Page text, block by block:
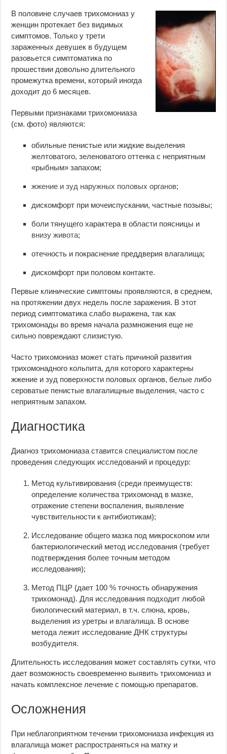
В половине случаев трихомониаз у
женщин протекает без видимых
симптомов. Только у трети
зараженных девушек в будущем
разовьется симптоматика по
прошествии довольно длительного
промежутка времени, который иногда
доходит до 6 месяцев.
Первыми признаками трихомониаза
(см. фото) являются:
обильные пенистые или жидкие выделения
желтоватого, зеленоватого оттенка с неприятным
«рыбным» запахом;
жжение и зуд наружных половых органов;
дискомфорт при мочеиспускании, частные позывы;
боли тянущего характера в области поясницы и
внизу живота;
отечность и покраснение преддверия влагалища;
дискомфорт при половом контакте.
Первые клинические симптомы проявляются, в среднем,
на протяжении двух недель после заражения. В этот
период симптоматика слабо выражена, так как
трихомонады во время начала размножения еще не
сильно повреждают слизистую.
Часто трихомониаз может стать причиной развития
трихомонадного кольпита, для которого характерны
жжение и зуд поверхности половых органов, белые либо
сероватые пенистые влагалищные выделения, часто с
неприятным запахом.
Диагностика
Диагноз трихомониаза ставится специалистом после
проведения следующих исследований и процедур:
Метод культивирования (среди преимуществ:
определение количества трихомонад в мазке,
отражение степени воспаления, выявление
чувствительности к антибиотикам);
Исследование общего мазка под микроскопом или
бактериологический метод исследования (требует
подтверждения более точным методом
исследования);
Метод ПЦР (дает 100 % точность обнаружения
трихомонад). Для исследования подходит любой
биологический материал, в т.ч. слюна, кровь,
выделения из уретры и влагалища. В основе
метода лежит исследование ДНК структуры
возбудителя.
Длительность исследования может составлять сутки, что
дает возможность своевременно выявить трихомониаз и
начать комплексное лечение с помощью препаратов.
Осложнения
При неблагоприятном течении трихомониаза инфекция из
влагалища может распространяться на матку и